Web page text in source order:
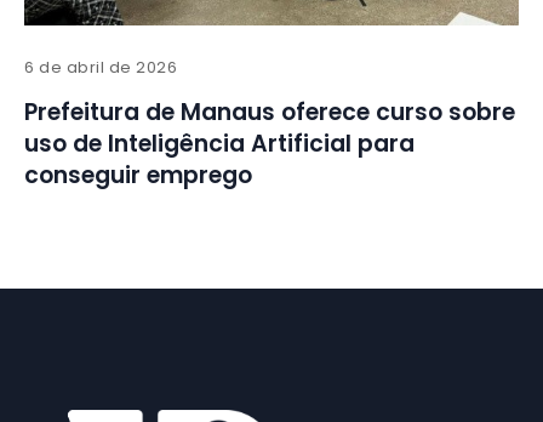
6 de abril de 2026
Prefeitura de Manaus oferece curso sobre
uso de Inteligência Artificial para
conseguir emprego